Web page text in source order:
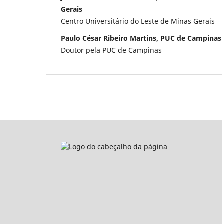
Gerais
Centro Universitário do Leste de Minas Gerais
Paulo César Ribeiro Martins, PUC de Campinas
Doutor pela PUC de Campinas